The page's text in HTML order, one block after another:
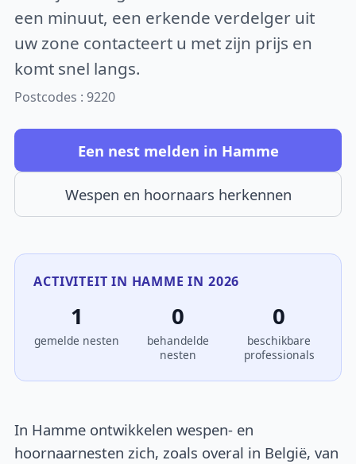
een minuut, een erkende verdelger uit
uw zone contacteert u met zijn prijs en
komt snel langs.
Postcodes : 9220
Een nest melden in Hamme
Wespen en hoornaars herkennen
ACTIVITEIT IN HAMME IN 2026
1
gemelde nesten
0
behandelde
nesten
0
beschikbare
professionals
In Hamme ontwikkelen wespen- en
hoornaarnesten zich, zoals overal in België, van